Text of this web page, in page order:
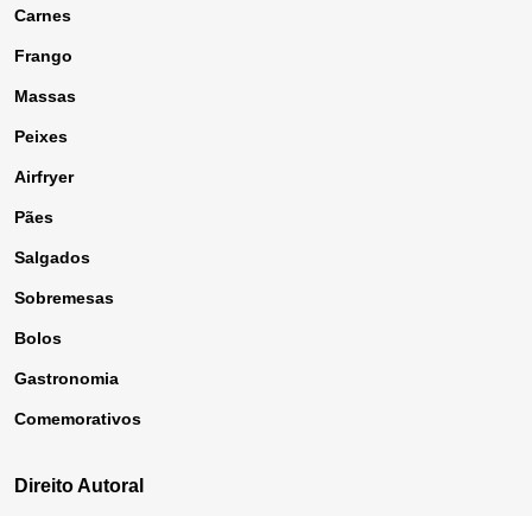
Carnes
Frango
Massas
Peixes
Airfryer
Pães
Salgados
Sobremesas
Bolos
Gastronomia
Comemorativos
Direito Autoral